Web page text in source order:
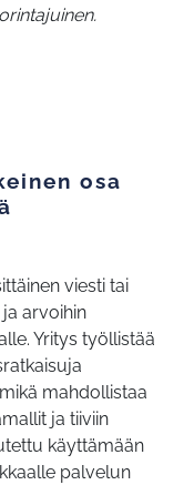
.
osa
viesti tai
arvoihin
Yritys työllistää
mahdollistaa
ja tiiviin
käyttämään
palvelun